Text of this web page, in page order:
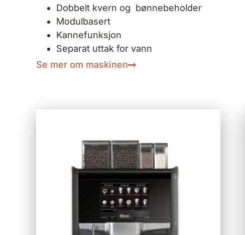
Dobbelt kvern og bønnebeholder
Modulbasert
Kannefunksjon
Separat uttak for vann
Se mer om maskinen